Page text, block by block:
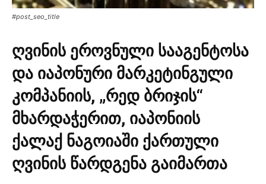
#post_seo_title
ღვინის ეროვნული სააგენტოსა
და იაპონური მარკეტინგული
კომპანიის, „რედ ბრიჯის“
მხარდაჭერით, იაპონიის
ქალაქ ნაგოიაში ქართული
ღვინის წარდგენა გაიმართა